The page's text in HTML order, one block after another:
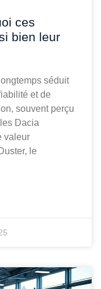
ces
bien leur
séduit
et de
souvent perçu
Dacia
valeur
le